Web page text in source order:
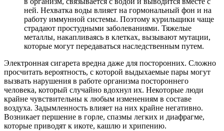
ней. Нехватка воды влияет на гормональный фон и на
работу иммунной системы. Поэтому курильщики чаще
страдают простудными заболеваниями. Тяжелые
металлы, накапливаясь в клетках, вызывают мутации,
которые могут передаваться наследственным путем.
Электронная сигарета вредна даже для посторонних. Сложно
просчитать вероятность, с которой выдыхаемые пары могут
вызвать нарушения в работе организма постороннего
человека, который случайно вдохнул их. Некоторые люди
крайне чувствительны к любым изменениям в составе
воздуха. Задымленность влияет на них крайне негативно.
Возникает першение в горле, спазмы легких и диафрагме,
которые приводят к икоте, кашлю и хрипению.